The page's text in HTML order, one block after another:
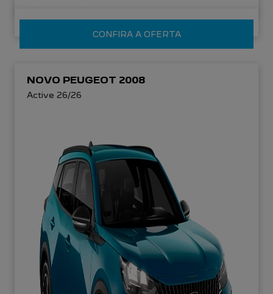
CONFIRA A OFERTA
NOVO PEUGEOT 2008
Active 26/26